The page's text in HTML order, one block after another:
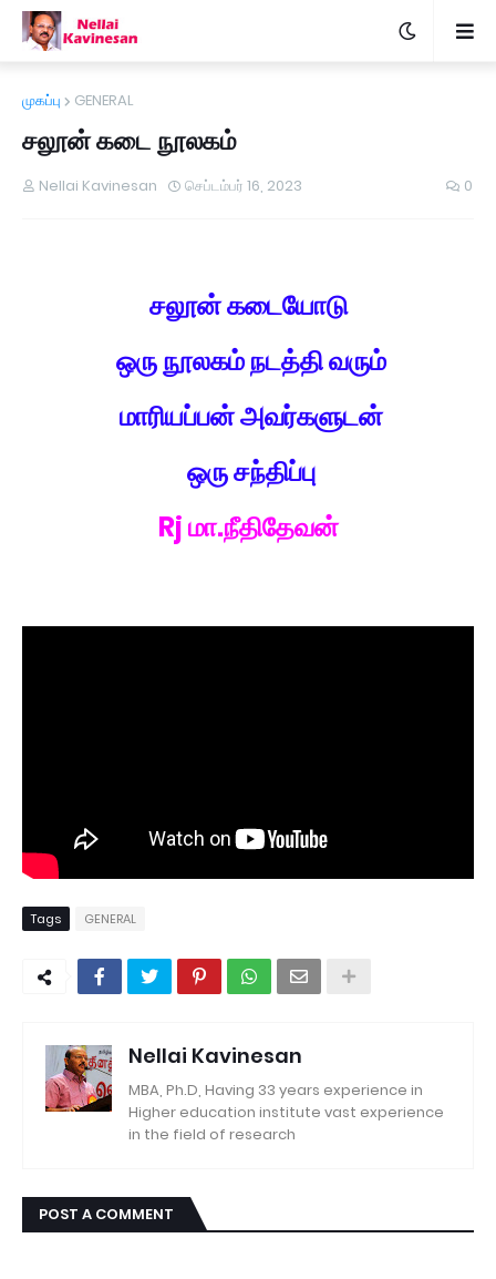
முகப்பு GENERAL
சலூன் கடை நூலகம்
Nellai Kavinesan செப்டம்பர் 16, 2023 0
சலூன் கடையோடு
ஒரு நூலகம் நடத்தி வரும்
மாரியப்பன் அவர்களுடன்
ஒரு சந்திப்பு
Rj மா.நீதிதேவன்
Tags GENERAL
Nellai Kavinesan
MBA, Ph.D, Having 33 years experience in
Higher education institute vast experience
in the field of research
POST A COMMENT